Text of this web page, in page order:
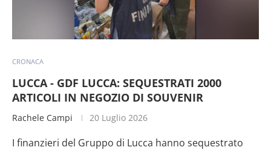
CRONACA
LUCCA - GDF LUCCA: SEQUESTRATI 2000
ARTICOLI IN NEGOZIO DI SOUVENIR
Rachele Campi 20 Luglio 2026
I finanzieri del Gruppo di Lucca hanno sequestrato